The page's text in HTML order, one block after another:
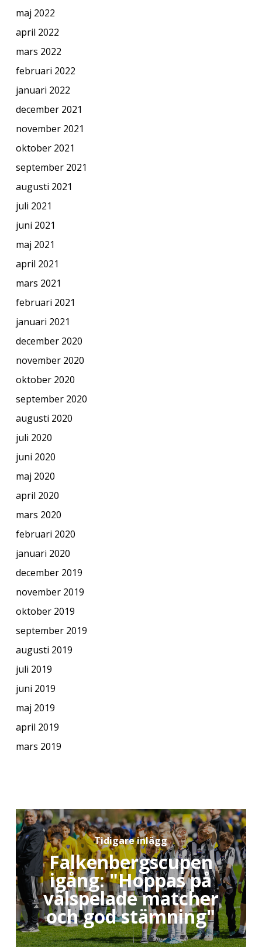
maj 2022
april 2022
mars 2022
februari 2022
januari 2022
december 2021
november 2021
oktober 2021
september 2021
augusti 2021
juli 2021
juni 2021
maj 2021
april 2021
mars 2021
februari 2021
januari 2021
december 2020
november 2020
oktober 2020
september 2020
augusti 2020
juli 2020
juni 2020
maj 2020
april 2020
mars 2020
februari 2020
januari 2020
december 2019
november 2019
oktober 2019
september 2019
augusti 2019
juli 2019
juni 2019
maj 2019
april 2019
mars 2019
Tidigare inlägg
Falkenbergscupen
igång: "Hoppas på
välspelade matcher
och god stämning"